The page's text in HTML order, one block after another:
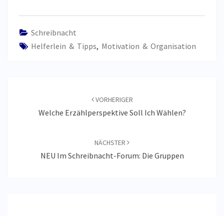
Schreibnacht
Helferlein & Tipps, Motivation & Organisation
VORHERIGER
Welche Erzählperspektive Soll Ich Wählen?
NÄCHSTER
NEU Im Schreibnacht-Forum: Die Gruppen